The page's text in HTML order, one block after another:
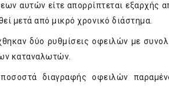
αυτών είτε απορρίπτεται εξαρχής
μετά από μικρό χρονικό διάστημα.
δύο ρυθμίσεις οφειλών με
καταναλωτών.
διαγραφής οφειλών